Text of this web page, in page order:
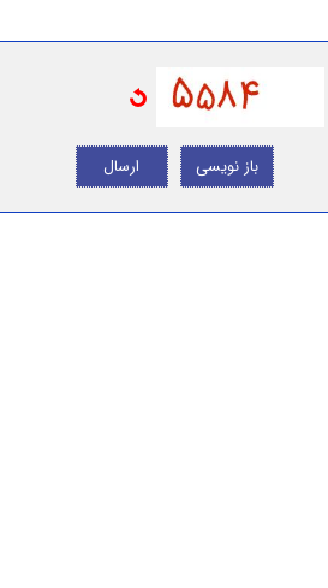
ارسال باز نویسی